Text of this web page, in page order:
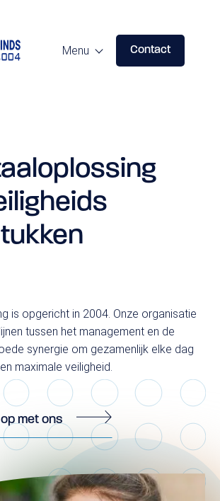
Menu Contact
is opgericht in 2004. Onze organisatie
tussen het management en de
synergie om gezamenlijk elke dag
maximale veiligheid.
met ons